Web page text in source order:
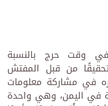
وقت حرج بالنسبة
من قبل المفتش
في مشاركة معلومات
في اليمن، وهي واحدة